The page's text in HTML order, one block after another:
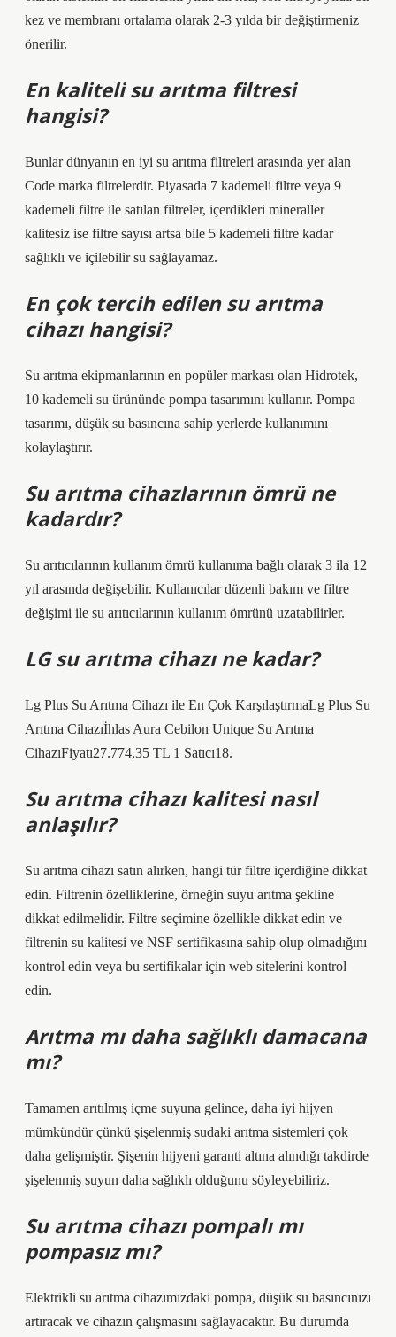
kez ve membranı ortalama olarak 2-3 yılda bir değiştirmeniz
önerilir.
En kaliteli su arıtma filtresi
hangisi?
Bunlar dünyanın en iyi su arıtma filtreleri arasında yer alan
Code marka filtrelerdir. Piyasada 7 kademeli filtre veya 9
kademeli filtre ile satılan filtreler, içerdikleri mineraller
kalitesiz ise filtre sayısı artsa bile 5 kademeli filtre kadar
sağlıklı ve içilebilir su sağlayamaz.
En çok tercih edilen su arıtma
cihazı hangisi?
Su arıtma ekipmanlarının en popüler markası olan Hidrotek,
10 kademeli su ürününde pompa tasarımını kullanır. Pompa
tasarımı, düşük su basıncına sahip yerlerde kullanımını
kolaylaştırır.
Su arıtma cihazlarının ömrü ne
kadardır?
Su arıtıcılarının kullanım ömrü kullanıma bağlı olarak 3 ila 12
yıl arasında değişebilir. Kullanıcılar düzenli bakım ve filtre
değişimi ile su arıtıcılarının kullanım ömrünü uzatabilirler.
LG su arıtma cihazı ne kadar?
Lg Plus Su Arıtma Cihazı ile En Çok KarşılaştırmaLg Plus Su
Arıtma Cihazıİhlas Aura Cebilon Unique Su Arıtma
CihazıFiyatı27.774,35 TL 1 Satıcı18.
Su arıtma cihazı kalitesi nasıl
anlaşılır?
Su arıtma cihazı satın alırken, hangi tür filtre içerdiğine dikkat
edin. Filtrenin özelliklerine, örneğin suyu arıtma şekline
dikkat edilmelidir. Filtre seçimine özellikle dikkat edin ve
filtrenin su kalitesi ve NSF sertifikasına sahip olup olmadığını
kontrol edin veya bu sertifikalar için web sitelerini kontrol
edin.
Arıtma mı daha sağlıklı damacana
mı?
Tamamen arıtılmış içme suyuna gelince, daha iyi hijyen
mümkündür çünkü şişelenmiş sudaki arıtma sistemleri çok
daha gelişmiştir. Şişenin hijyeni garanti altına alındığı takdirde
şişelenmiş suyun daha sağlıklı olduğunu söyleyebiliriz.
Su arıtma cihazı pompalı mı
pompasız mı?
Elektrikli su arıtma cihazımızdaki pompa, düşük su basıncınızı
artıracak ve cihazın çalışmasını sağlayacaktır. Bu durumda